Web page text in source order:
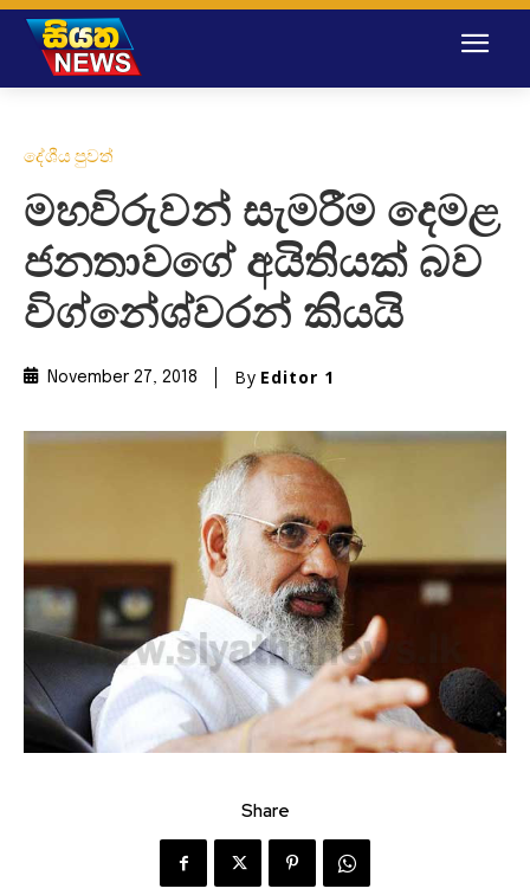
දේශීය පුවත්
මහවිරුවන් සැමරීම දෙමළ
ජනතාවගේ අයිතියක් බව
විග්නේශ්වරන් කියයි
November 27, 2018 By Editor 1
Share